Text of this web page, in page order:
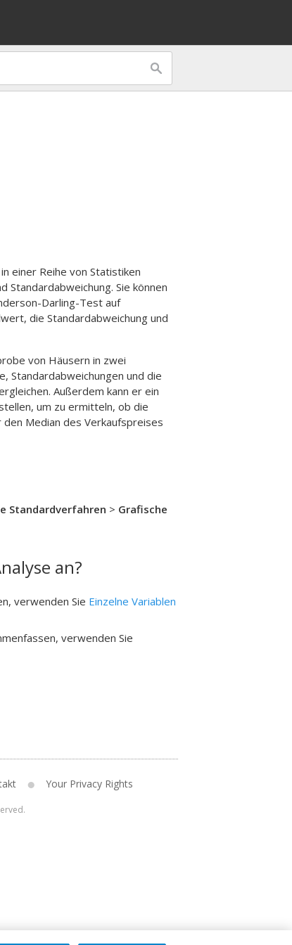
einer Reihe von Statistiken
Standardabweichung. Sie können
Darling-Test auf
die Standardabweichung und
von Häusern in zwei
Standardabweichungen und die
Außerdem kann er ein
um zu ermitteln, ob die
Median des Verkaufspreises
Standardverfahren > Grafische
an?
verwenden Sie Einzelne Variablen
verwenden Sie
Your Privacy Rights